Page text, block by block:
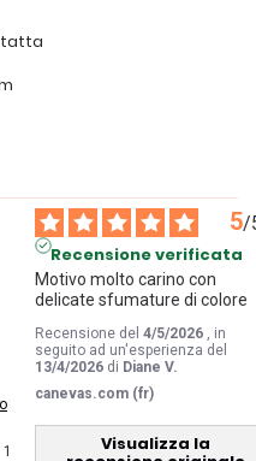
1
5/
Recensione verificata
Motivo molto carino con
delicate sfumature di colore
Recensione del4/5/2026
, in
seguito ad un'esperienza del
13/4/2026 di Diane V.
canevas.com (fr)
Visualizza la